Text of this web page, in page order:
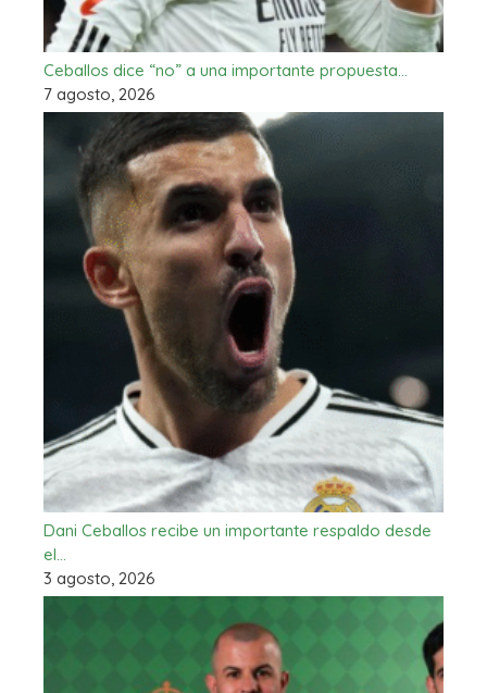
Ceballos dice “no” a una importante propuesta…
7 agosto, 2026
Dani Ceballos recibe un importante respaldo desde
el…
3 agosto, 2026